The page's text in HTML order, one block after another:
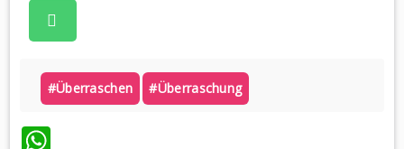
#überraschen #überraschung
WhatsApp